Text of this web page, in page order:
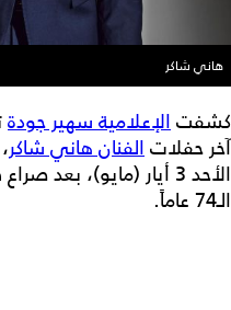
هاني شاكر
كشفتالإعلامية سهير جودة
آخر حفلاتالفنان هاني شاكر
الأحد 3 أيار (مايو)،
الـ74 عاماً.